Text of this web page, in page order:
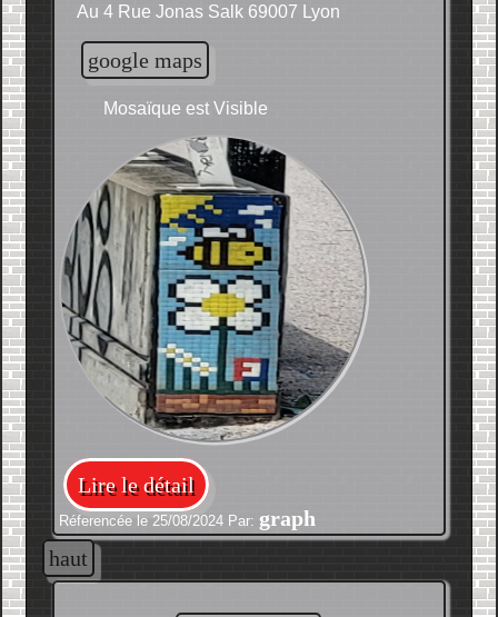
Au 4 Rue Jonas Salk 69007 Lyon
google maps
Mosaïque est Visible
Lire le détail
Réferencée le 25/08/2024 Par: graph
haut